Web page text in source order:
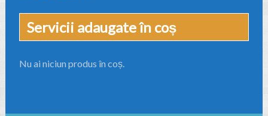
Servicii adaugate în coș
Nu ai niciun produs în coș.